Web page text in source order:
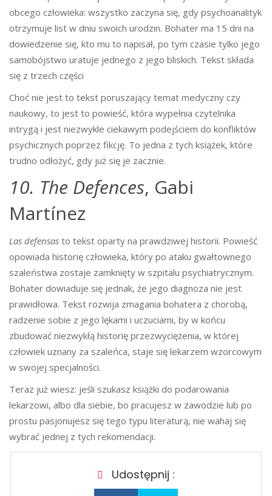
obcego człowieka: wszystko zaczyna się, gdy psychoanalityk
otrzymuje list w dniu swoich urodzin. Bohater ma 15 dni na
dowiedzenie się, kto mu to napisał, po tym czasie tylko jego
samobójstwo uratuje jednego z jego bliskich. Tekst składa
się z trzech części
Choć nie jest to tekst poruszający temat medyczny czy
naukowy, to jest to powieść, która wypełnia czytelnika
intrygą i jest niezwykle ciekawym podejściem do konfliktów
psychicznych poprzez fikcję. To jedna z tych książek, które
trudno odłożyć, gdy już się je zacznie.
10. The Defences, Gabi
Martínez
Las defensas to tekst oparty na prawdziwej historii. Powieść
opowiada historię człowieka, który po ataku gwałtownego
szaleństwa zostaje zamknięty w szpitalu psychiatrycznym.
Bohater dowiaduje się jednak, że jego diagnoza nie jest
prawidłowa. Tekst rozwija zmagania bohatera z chorobą,
radzenie sobie z jego lękami i uczuciami, by w końcu
zbudować niezwykłą historię przezwyciężenia, w której
człowiek uznany za szaleńca, staje się lekarzem wzorcowym
w swojej specjalności.
Teraz już wiesz: jeśli szukasz książki do podarowania
lekarzowi, albo dla siebie, bo pracujesz w zawodzie lub po
prostu pasjonujesz się tego typu literaturą, nie wahaj się
wybrać jednej z tych rekomendacji.
Udostępnij :